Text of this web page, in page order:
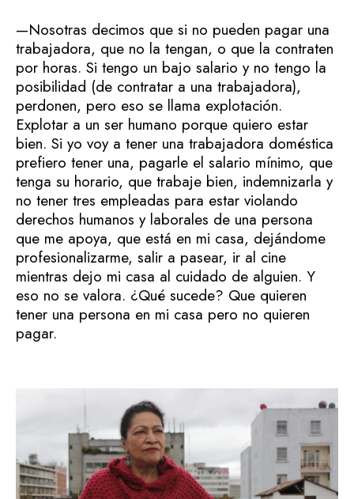
—Nosotras decimos que si no pueden pagar una
trabajadora, que no la tengan, o que la contraten
por horas. Si tengo un bajo salario y no tengo la
posibilidad (de contratar a una trabajadora),
perdonen, pero eso se llama explotación.
Explotar a un ser humano porque quiero estar
bien. Si yo voy a tener una trabajadora doméstica
prefiero tener una, pagarle el salario mínimo, que
tenga su horario, que trabaje bien, indemnizarla y
no tener tres empleadas para estar violando
derechos humanos y laborales de una persona
que me apoya, que está en mi casa, dejándome
profesionalizarme, salir a pasear, ir al cine
mientras dejo mi casa al cuidado de alguien. Y
eso no se valora. ¿Qué sucede? Que quieren
tener una persona en mi casa pero no quieren
pagar.